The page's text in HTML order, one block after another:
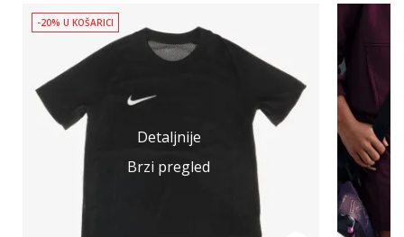
Detaljnije
Brzi pregled
-20% U KOŠARICI